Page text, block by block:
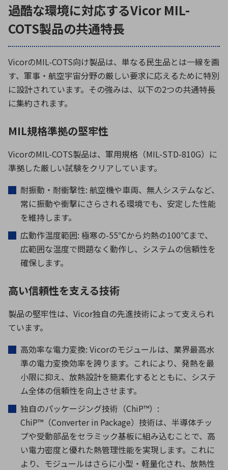
過酷な環境に対応するVicor MIL-
COTS製品の共通特長
VicorのMIL-COTS向け製品は、単なる民生品とは一線を画
す、軍事・航空宇宙分野の厳しい要求に応えるために特別
に設計されています。その強みは、以下の2つの共通特長
に集約されます。
MIL規格準拠の堅牢性
VicorのMIL-COTS製品は、軍用規格（MIL-STD-810G）に
準拠した厳しい試験をクリアしています。
耐振動・耐衝撃性: 航空機や車両、無人システムなど、
常に振動や衝撃にさらされる環境でも、安定した性能
を維持します。
広動作温度範囲: 極寒の-55℃から灼熱の100℃まで、
広範囲な温度で問題なく動作し、システムの信頼性を
確保します。
高い信頼性を支える技術
製品の堅牢性は、 Vicor独自の先進技術によって支えられ
ています。
高効率な電力変換: Vicorのモジュールは、業界最高水
準の電力変換効率を誇ります。これにより、発熱を最
小限に抑え、放熱設計を簡素化するとともに、システ
ム全体の信頼性を向上させます。
独自のパッケージング技術（ChiP™） :
ChiP™ （Converter in Package）技術は、半導体チッ
プや受動部品をセラミック基板に組み込むことで、高
い電力密度と優れた熱管理性能を実現します。これに
より、モジュールはさらに小型・軽量化され、放熱性